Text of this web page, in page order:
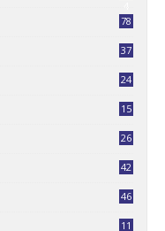
78
37
24
15
26
42
46
11